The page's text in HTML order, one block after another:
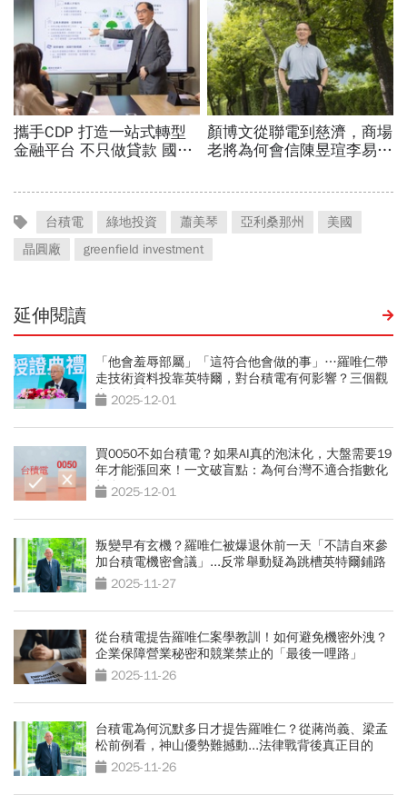
台積電 綠地投資 蕭美琴 亞利桑那州
美國
晶圓廠
greenfield investment
延伸閱讀
「他會羞辱部屬」「這符合他會做的事」…羅唯仁帶
走技術資料投靠英特爾，對台積電有何影響？三個觀
察全解讀
2025-12-01
買0050不如台積電？如果AI真的泡沫化，大盤需要19
年才能漲回來！一文破盲點：為何台灣不適合指數化
投資2025-12-01
叛變早有玄機？羅唯仁被爆退休前一天「不請自來參
加台積電機密會議」...反常舉動疑為跳槽英特爾鋪路
2025-11-27
從台積電提告羅唯仁案學教訓！如何避免機密外洩？
企業保障營業秘密和競業禁止的「最後一哩路」
2025-11-26
台積電為何沉默多日才提告羅唯仁？從蔣尚義、梁孟
松前例看，神山優勢難撼動...法律戰背後真正目的
2025-11-26